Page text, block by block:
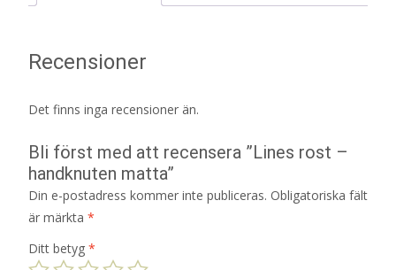
Recensioner
Det finns inga recensioner än.
Bli först med att recensera ”Lines rost –
handknuten matta”
Din e-postadress kommer inte publiceras. Obligatoriska fält
är märkta *
Ditt betyg *